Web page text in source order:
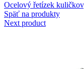
Ocelový řetízek
Späť na produkty
Next product